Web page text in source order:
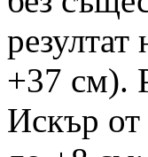
+37 см).
Искър